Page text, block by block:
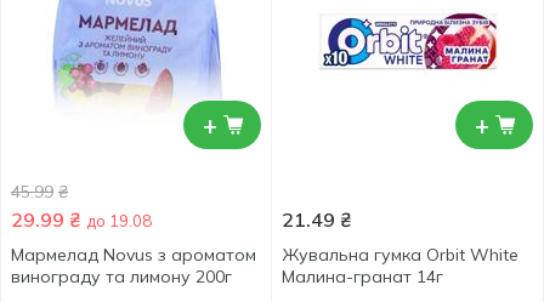
+
45.99 ₴
29.99 ₴ до 19.08
Мармелад Novus з ароматом
винограду та лимону 200г
+
21.49 ₴
Жувальна гумка Orbit White
Малина-гранат 14г